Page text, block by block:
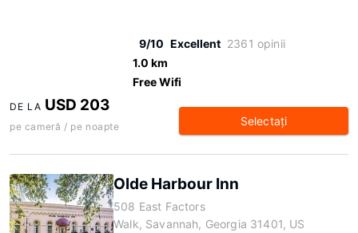
9/10 Excellent 2361 opinii
1.0 km
Free Wifi
DE LA USD 203
pe cameră / pe noapte Selectaţi
Olde Harbour Inn
508 East Factors
Walk, Savannah, Georgia 31401, US